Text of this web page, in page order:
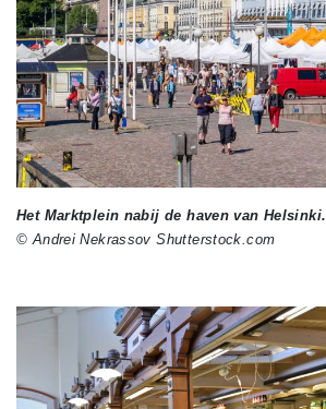
Het Marktplein nabij de haven van Helsinki.
© Andrei Nekrassov Shutterstock.com